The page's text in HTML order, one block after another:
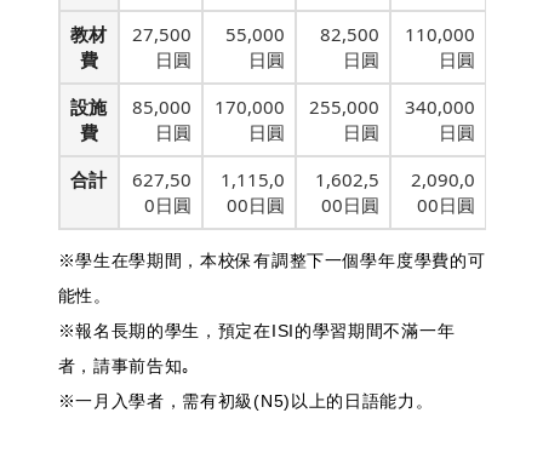
教材
費
27,500
日圓
55,000
日圓
82,500
日圓
110,000
日圓
設施
費
85,000
日圓
170,000
日圓
255,000
日圓
340,000
日圓
合計
627,50
0日圓
1,115,0
00日圓
1,602,5
00日圓
2,090,0
00日圓
※學生在學期間，本校保有調整下一個學年度學費的可
能性。
※報名長期的學生，預定在ISI的學習期間不滿一年
者，請事前告知｡
※一月入學者，需有初級(N5)以上的日語能力。